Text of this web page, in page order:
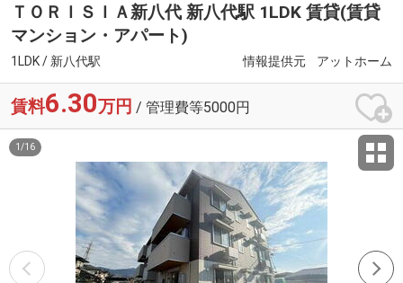
ＴＯＲＩＳＩＡ新八代 新八代駅 1LDK 賃貸(賃貸
マンション・アパート)
1LDK / 新八代駅 情報提供元 アットホーム
賃料6.30万円 / 管理費等5000円
1 /16